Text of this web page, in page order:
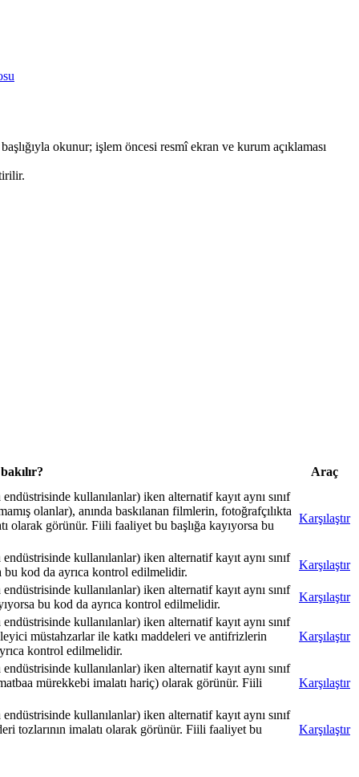
başlığıyla okunur; işlem öncesi resmî ekran ve kurum açıklaması
Araç
kullanılanlar) iken alternatif kayıt aynı sınıf
olanlar), anında baskılanan filmlerin, fotoğrafçılıkta
olarak görünür. Fiili faaliyet bu başlığa kayıyorsa bu
Karşılaştır
kullanılanlar) iken alternatif kayıt aynı sınıf
kod da ayrıca kontrol edilmelidir.
Karşılaştır
kullanılanlar) iken alternatif kayıt aynı sınıf
bu kod da ayrıca kontrol edilmelidir.
Karşılaştır
kullanılanlar) iken alternatif kayıt aynı sınıf
müstahzarlar ile katkı maddeleri ve antifrizlerin
kontrol edilmelidir.
Karşılaştır
kullanılanlar) iken alternatif kayıt aynı sınıf
mürekkebi imalatı hariç) olarak görünür. Fiili
Karşılaştır
kullanılanlar) iken alternatif kayıt aynı sınıf
tozlarının imalatı olarak görünür. Fiili faaliyet bu
Karşılaştır